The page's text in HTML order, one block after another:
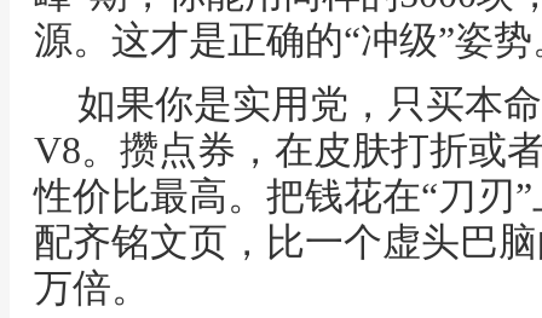
源。这才是正确的“冲级”姿势
如果你是实用党，只买本
V8。攒点券，在皮肤打折或
性价比最高。把钱花在“刀刃
配齐铭文页，比一个虚头巴
万倍。